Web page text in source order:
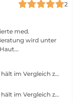
2
med.
Waxing ist eine Form der Depilation und hält im Vergleich zum Rasieren wesentlich länger an. Mithilfe von Wachs wird das Haar mitsamt der Wurzel aus der Haut entfernt. Um die Behandlung optimal durchzuführen, sollten die Härchen eine Länge von 3-5 mm haben. Damit die Prozedur so schmerzfrei wie möglich ist, sollten deine Haare nicht länger als 1 cm sind.
Waxing ist eine Form der Depilation und hält im Vergleich zum Rasieren wesentlich länger an. Mithilfe von Wachs wird das Haar mitsamt der Wurzel aus der Haut entfernt. Um die Behandlung optimal durchzuführen, sollten die Härchen eine Länge von 3-5 mm haben. Damit die Prozedur so schmerzfrei wie möglich ist, sollten deine Haare nicht länger als 1 cm sind.